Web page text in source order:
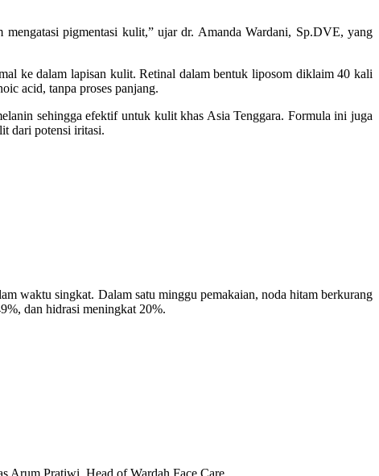
pigmentasi kulit,” ujar dr. Amanda Wardani, Sp.DVE, yang
ke dalam lapisan kulit. Retinal dalam bentuk liposom diklaim 40 kali
acid, tanpa proses panjang.
sehingga efektif untuk kulit khas Asia Tenggara. Formula ini juga
dari potensi iritasi.
waktu singkat. Dalam satu minggu pemakaian, noda hitam berkurang
dan hidrasi meningkat 20%.
Arum Pratiwi, Head of Wardah Face Care.